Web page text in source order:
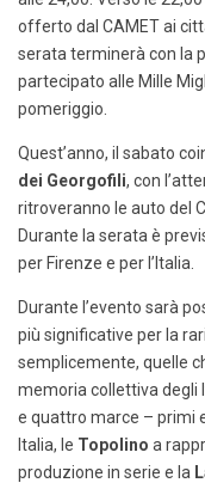
offerto dal CAMET ai
serata terminerà con la
partecipato alle Mille
pomeriggio.
Quest’anno, il sabato
dei Georgofili, con
ritroveranno le auto del
Durante la serata è
per Firenze e per l’Italia.
Durante l’evento sarà
più significative per la
semplicemente, quelle
memoria collettiva degli
e quattro marce – primi
Italia, le Topolino a
produzione in serie e la